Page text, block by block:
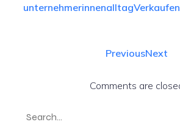
unternehmerinnenalltagVerkaufen
PreviousNext
Comments are